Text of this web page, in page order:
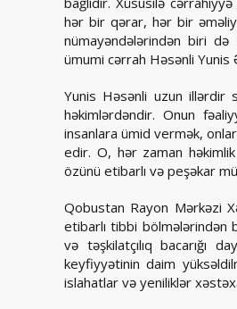
hər bir qərar, hər bir
nümayəndələrindən biri də
ümumi cərrah Həsənli
Yunis Həsənli uzun illərdir
həkimlərdəndir. Onun
insanlara ümid vermək,
edir. O, hər zaman
özünü etibarlı və peşəkar
Qobustan Rayon Mərkəzi
etibarlı tibbi bölmələrindən
və təşkilatçılıq bacarığı
keyfiyyətinin daim
islahatlar və yeniliklər